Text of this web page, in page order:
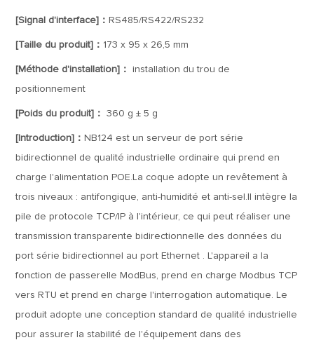
[Signal d'interface]： RS485/RS422/RS232
[Taille du produit]： 173 x 95 x 26,5 mm
[Méthode d'installation]：
installation du trou de
positionnement
[Poids du produit]： 360 g ± 5 g
[Introduction]： NB124 est un serveur de port série
bidirectionnel de qualité industrielle ordinaire qui prend en
charge l'alimentation POE.La coque adopte un revêtement à
trois niveaux : antifongique, anti-humidité et anti-sel.Il intègre la
pile de protocole TCP/IP à l'intérieur, ce qui peut réaliser une
transmission transparente bidirectionnelle des données du
port série bidirectionnel au port Ethernet . L'appareil a la
fonction de passerelle ModBus, prend en charge Modbus TCP
vers RTU et prend en charge l'interrogation automatique. Le
produit adopte une conception standard de qualité industrielle
pour assurer la stabilité de l'équipement dans des